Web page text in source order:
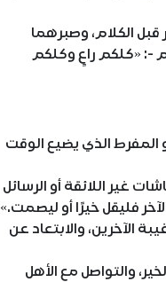
قبل الكلام، وصبرهما
-: «كلكم راعٍ وكلكم
الذي يضيع الوقت
غير اللائقة أو الرسائل
فليقل خيرًا أو ليصمت.»
الآخرين، والابتعاد عن
والتواصل مع الأهل